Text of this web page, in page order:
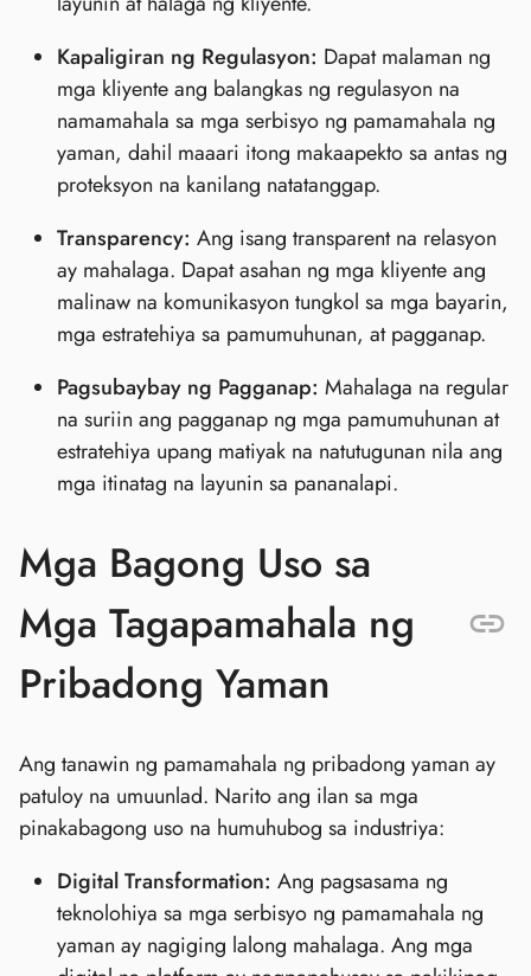
Kapaligiran ng Regulasyon: Dapat malaman ng
mga kliyente ang balangkas ng regulasyon na
namamahala sa mga serbisyo ng pamamahala ng
yaman, dahil maaari itong makaapekto sa antas ng
proteksyon na kanilang natatanggap.
Transparency: Ang isang transparent na relasyon
ay mahalaga. Dapat asahan ng mga kliyente ang
malinaw na komunikasyon tungkol sa mga bayarin,
mga estratehiya sa pamumuhunan, at pagganap.
Pagsubaybay ng Pagganap: Mahalaga na regular
na suriin ang pagganap ng mga pamumuhunan at
estratehiya upang matiyak na natutugunan nila ang
mga itinatag na layunin sa pananalapi.
Mga Bagong Uso sa
Mga Tagapamahala ng
Pribadong Yaman
Ang tanawin ng pamamahala ng pribadong yaman ay
patuloy na umuunlad. Narito ang ilan sa mga
pinakabagong uso na humuhubog sa industriya:
Digital Transformation: Ang pagsasama ng
teknolohiya sa mga serbisyo ng pamamahala ng
yaman ay nagiging lalong mahalaga. Ang mga